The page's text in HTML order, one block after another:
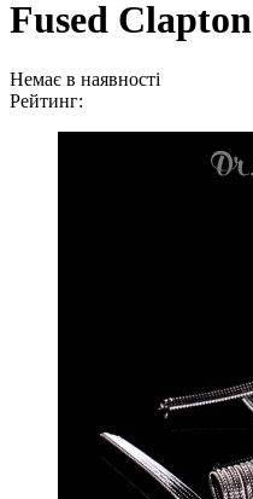
Fused Clapton
Немає в наявності
Рейтинг: